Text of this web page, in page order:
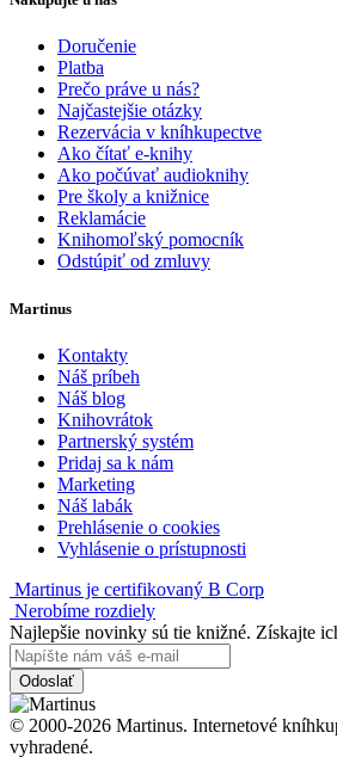
Doručenie
Platba
Prečo práve u nás?
Najčastejšie otázky
Rezervácia v kníhkupectve
Ako čítať e-knihy
Ako počúvať audioknihy
Pre školy a knižnice
Reklamácie
Knihomoľský pomocník
Odstúpiť od zmluvy
Martinus
Kontakty
Náš príbeh
Náš blog
Knihovrátok
Partnerský systém
Pridaj sa k nám
Marketing
Náš labák
Prehlásenie o cookies
Vyhlásenie o prístupnosti
Martinus je certifikovaný B Corp
Nerobíme rozdiely
Najlepšie novinky sú tie knižné. Získajte
Odoslať
© 2000-2026 Martinus. Internetové
vyhradené.